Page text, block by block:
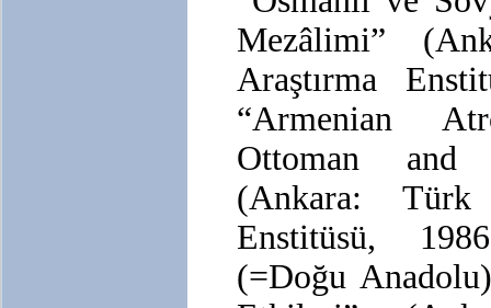
Mezâlimi”
Araştırma
“Armenian
Ottoman and
(Ankara: Türk
Enstitüsü,
(=Doğu